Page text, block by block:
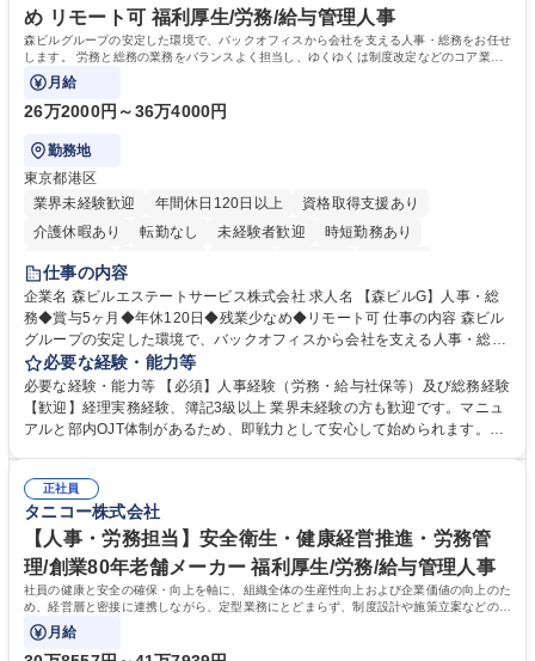
め リモート可 福利厚生/労務/給与管理人事
森ビルグループの安定した環境で、バックオフィスから会社を支える人事・総務をお任せ
します。 労務と総務の業務をバランスよく担当し、ゆくゆくは制度改定などのコア業務
にも挑戦できる、やりがいある環境です。
月給
26万2000円～36万4000円
勤務地
東京都港区
業界未経験歓迎
年間休日120日以上
資格取得支援あり
介護休暇あり
転勤なし 未経験者歓迎
時短勤務あり
経験者歓迎
完全週休2日制
交通費支給 長期歓迎 駅近5分以内 土日祝休み
仕事の内容
企業名 森ビルエステートサービス株式会社 求人名 【森ビルG】人事・総
務◆賞与5ヶ月◆年休120日◆残業少なめ◆リモート可 仕事の内容 森ビル
グループの安定した環境で、バックオフィスから会社を支える人事・総務
をお任せします。 労務と総務の業務をバランスよく担当し、ゆくゆくは制
度改定などのコア業務にも挑戦できる、やりがいある環境です。 ■勤怠管
理、給与計算、社会保険手続き、年末調整等の労務管理全般 ■入退社手続
き、社内規定の改定や人事制度改定などのコア業務 ■社内イベントの企画
でも質問・相談できる環境が整っているため、安心して成長できます。 募
集職種 【森ビルG】人事・総務◆賞与5ヶ月◆年休120日◆残業少なめ◆
リモート可
必要な経験・能力等
必要な経験・能力等 【必須】人事経験（労務・給与社保等）及び総務経験
【歓迎】経理実務経験、簿記3級以上 業界未経験の方も歓迎です。マニュ
アルと部内OJT体制があるため、即戦力として安心して始められます。
務に挑戦できるため、自身の成長と組織への貢献度をダイレクトに実感で
きます。 残業少なめ、週1日リモート可など、ワークライフバランスを保
ち長期活躍できる環境です。 「これまでの幅広い経験を活かし、長期的な
キャリアを築きたい」という前向きな意欲と挑戦を全力で応援します。 学
歴・資格 学歴：大学院 大学 高専 短大 専修学校 高校 語学力： 資格：日商
簿記検定1級 日商簿記検定2級 日商簿記検定3級
正社員
タニコー株式会社
【人事・労務担当】安全衛生・健康経営推進・労務管
理/創業80年老舗メーカー 福利厚生/労務/給与管理人事
社員の健康と安全の確保・向上を軸に、組織全体の生産性向上および企業価値の向上のた
め、経営層と密接に連携しながら、定型業務にとどまらず、制度設計や施策立案などの上
流工程から関与していただきます。
月給